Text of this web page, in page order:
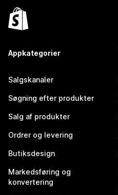
Appkategorier
Salgskanaler
Søgning efter produkter
Salg af produkter
Ordrer og levering
Butiksdesign
Markedsføring og
konvertering